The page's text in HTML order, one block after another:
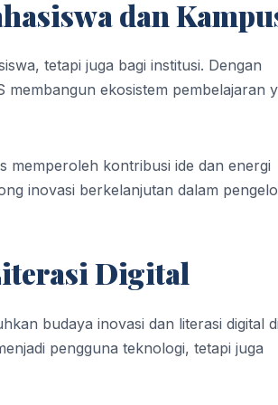
dan
tetapi juga bagi institusi. Dengan
membangun ekosistem pembelajaran
memperoleh kontribusi ide dan energi
inovasi berkelanjutan dalam
Digital
budaya inovasi dan literasi digital di
pengguna teknologi, tetapi juga